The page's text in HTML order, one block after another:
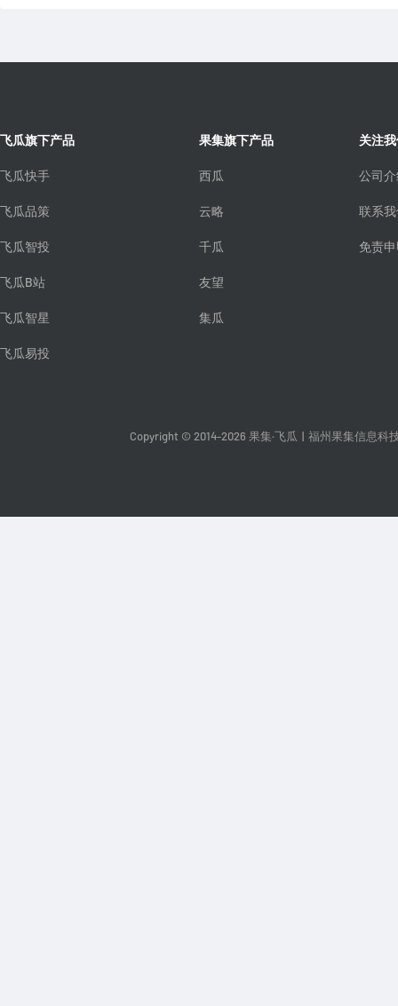
飞瓜旗下产品
飞瓜快手
飞瓜品策
飞瓜智投
飞瓜B站
飞瓜智星
飞瓜易投
果集旗下产品
西瓜
云略
千瓜
友望
集瓜
关注
公司
联系
免责
Copyright © 2014-2026 果集·飞瓜 福州果集信息科